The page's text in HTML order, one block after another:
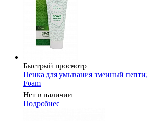
Быстрый просмотр
Пенка для умывания змеиный
Foam
Нет в наличии
Подробнее